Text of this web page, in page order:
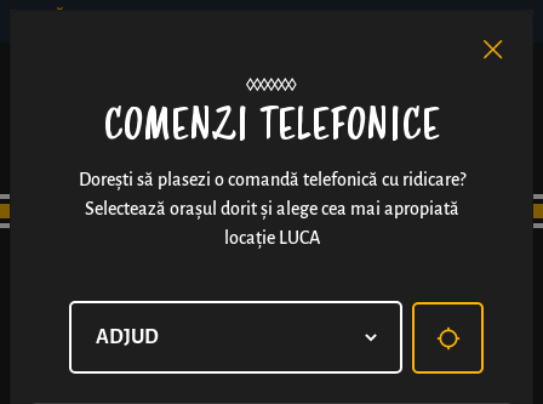
COMENZI TELEFONICE
Dorești să plasezi o comandă telefonică cu ridicare?
Selectează orașul dorit și alege cea mai apropiată
locație LUCA